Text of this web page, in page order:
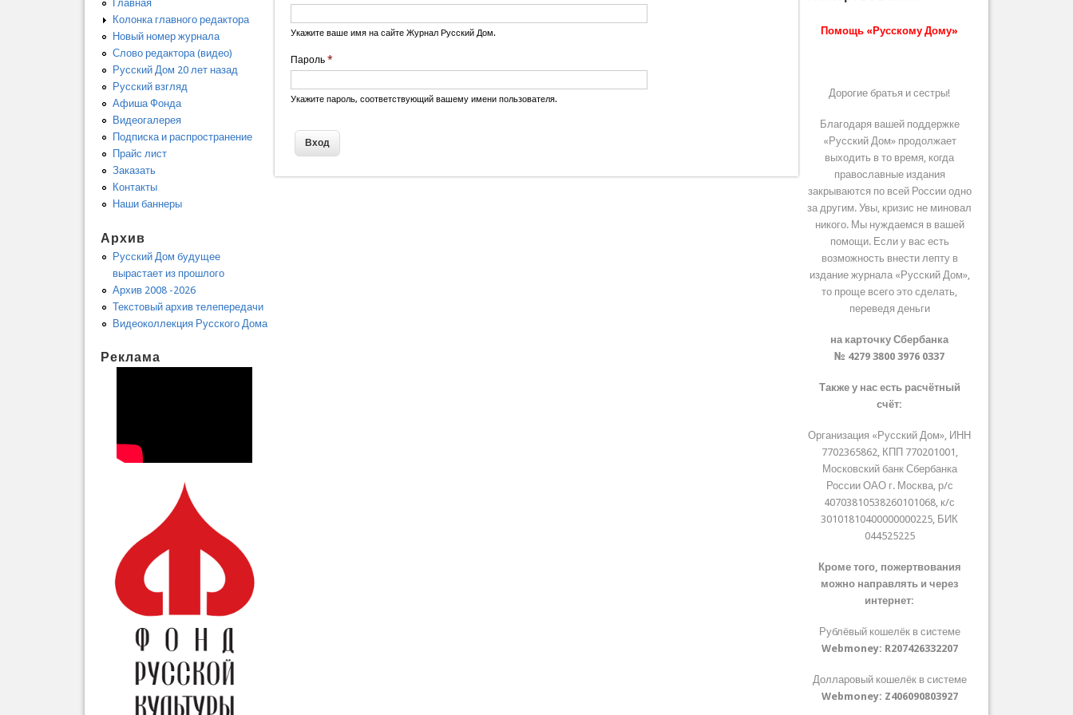
Укажите ваше имя на сайте Журнал Русский Дом.
Пароль*
Укажите пароль, соответствующий вашему имени пользователя.
Главная
Колонка главного редактора
Новый номер журнала
Слово редактора (видео)
Русский Дом 20 лет назад
Русский взгляд
Афиша Фонда
Видеогалерея
Подписка и распространение
Прайс лист
Заказать
Контакты
Наши баннеры
Архив
Русский Дом будущее
вырастает из прошлого
Архив 2008 -2026
Текстовый архив телепередачи
Видеоколлекция Русского Дома
Реклама
Помощь «Русскому Дому»
Дорогие братья и сестры!
Благодаря вашей поддержке
«Русский Дом» продолжает
выходить в то время, когда
православные издания
закрываются по всей России одно
за другим. Увы, кризис не миновал
никого. Мы нуждаемся в вашей
помощи. Если у вас есть
возможность внести лепту в
издание журнала «Русский Дом»,
то проще всего это сделать,
переведя деньги
на карточку Сбербанка
№ 4279 3800 3976 0337
Также у нас есть расчётный
счёт:
Организация «Русский Дом», ИНН
7702365862, КПП 770201001,
Московский банк Сбербанка
России ОАО г. Москва, р/с
40703810538260101068, к/с
30101810400000000225, БИК
044525225
Кроме того, пожертвования
можно направлять и через
интернет:
Рублёвый кошелёк в системе
Webmoney: R207426332207
Долларовый кошелёк в системе
Webmoney: Z406090803927